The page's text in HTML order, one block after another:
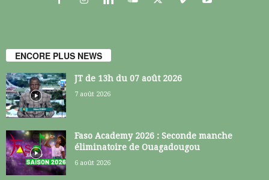
ENCORE PLUS NEWS
JT de 13h du 07 août 2026
7 août 2026
Faso Academy 2026 : Seconde manche
éliminatoire de Ouagadougou
6 août 2026